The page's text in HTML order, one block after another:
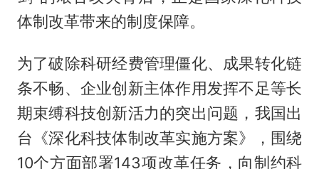
体制改革带来的制度保障。
为了破除科研经费管理僵化、成果转化链
条不畅、企业创新主体作用发挥不足等长
期束缚科技创新活力的突出问题，我国出
台《深化科技体制改革实施方案》，围绕
10个方面部署143项改革任务，向制约科